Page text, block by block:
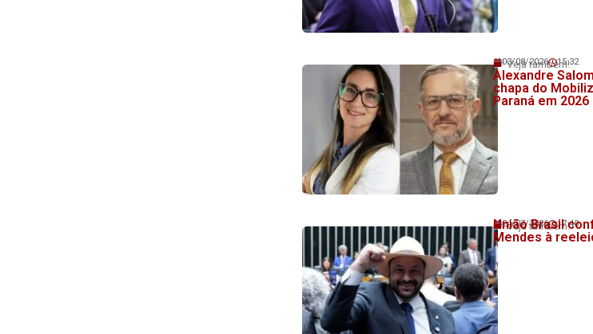
Veja também!
03/08/2026 15:32
Alexandre
chapa do
Paraná em 2026
Veja também!
24/07/2026 17:40
União Brasil
Mendes à